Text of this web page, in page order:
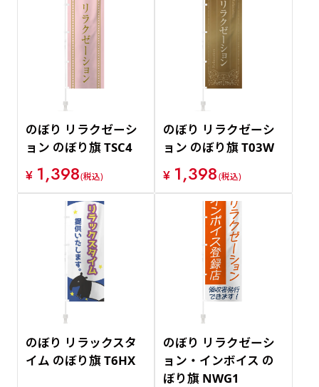
のぼり リラクゼーシ
ョン のぼり旗 TSC4
¥ 1,398(税込)
のぼり リラクゼーシ
ョン のぼり旗 T03W
¥ 1,398(税込)
のぼり リラックスタ
イム のぼり旗 T6HX
のぼり リラクゼーシ
ョン・インボイス の
ぼり旗 NWG1